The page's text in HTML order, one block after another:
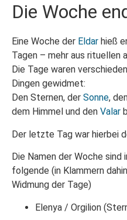
Die Woche
Eine Woche der Eldar hieß
Tagen – mehr aus rituellen
Die Tage waren
Dingen gewidmet:
Den Sternen, der Sonne,
dem Himmel und den Valar
Der letzte Tag war hierbei
Die Namen der Woche sind
folgende (in Klammern
Widmung der Tage)
Elenya / Orgilion